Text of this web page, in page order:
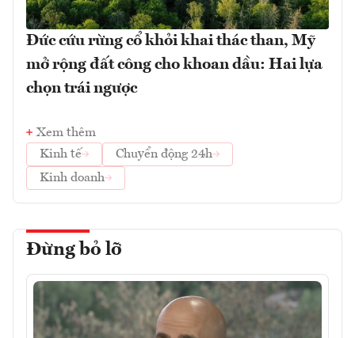
Đức cứu rừng cổ khỏi khai thác than, Mỹ
mở rộng đất công cho khoan dầu: Hai lựa
chọn trái ngược
Xem thêm
Kinh tế
Chuyển động 24h
Kinh doanh
Đừng bỏ lỡ